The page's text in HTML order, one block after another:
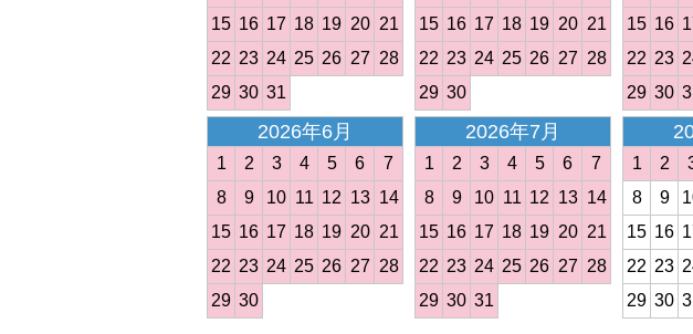
15 16 17 18 19 20 21
22 23 24 25 26 27 28
29 30 31
15 16 17 18 19 20 21
22 23 24 25 26 27 28
29 30
15 16
22 23
29 30
2026年6月
1 2 3 4 5 6
7
8
9 10 11 12 13 14
15 16 17 18 19 20 21
22 23 24 25 26 27 28
29 30
2026年7月
1 2 3 4 5 6
7
8
9 10 11 12 13 14
15 16 17 18 19 20 21
22 23 24 25 26 27 28
29 30 31
1 2
8
9
15 16
22 23
29 30